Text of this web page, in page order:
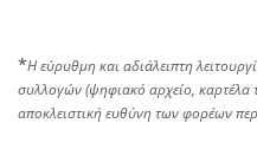
*Η εύρυθμη και αδιάλειπτη
συλλογών (ψηφιακό αρχείο, καρτέλα
αποκλειστική ευθύνη των φορέων